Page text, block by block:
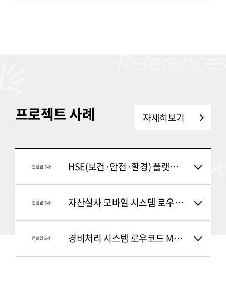
프로젝트 사례 자세히보기
HSE(보건·안전·환경) 플랫폼 로우코드 Mendix 프로젝트
자산실사 모바일 시스템 로우코드 Mendix 구축 프로젝트
경비처리 시스템 로우코드 Mendix 구축 프로젝트